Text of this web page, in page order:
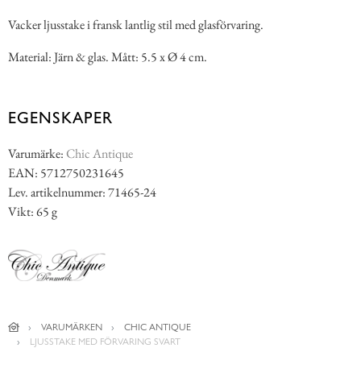
Vacker ljusstake i fransk lantlig stil med glasförvaring.
Material: Järn & glas. Mått: 5.5 x Ø 4 cm.
EGENSKAPER
Varumärke:Chic Antique
EAN: 5712750231645
Lev. artikelnummer: 71465-24
Vikt: 65 g
VARUMÄRKEN
CHIC ANTIQUE
LJUSSTAKE MED FÖRVARING SVART